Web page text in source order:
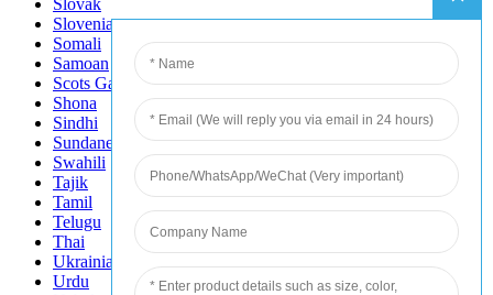
Slovenian
Somali
Samoan
Scots Gaelic
Shona
Sindhi
Sundanese
Swahili
Tajik
Tamil
Telugu
Thai
Ukrainian
Urdu